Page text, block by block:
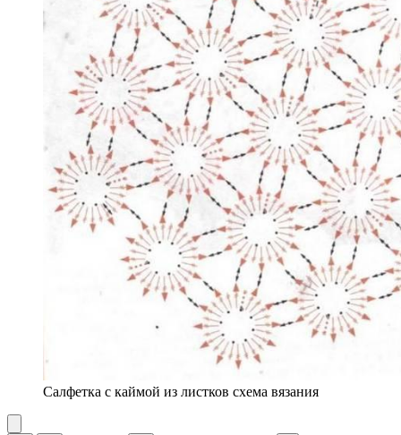
Салфетка с каймой из листков схема вязания